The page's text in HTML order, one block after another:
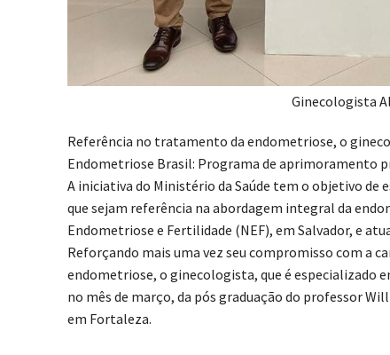
Ginecologista
Referência no tratamento da endometriose, o
Endometriose Brasil: Programa de aprimoramento
A iniciativa do Ministério da Saúde tem o objetivo de
que sejam referência na abordagem integral da
Endometriose e Fertilidade (NEF), em Salvador, e
Reforçando mais uma vez seu compromisso com a
endometriose, o ginecologista, que é especializado
no mês de março, da pós graduação do professor
em Fortaleza.